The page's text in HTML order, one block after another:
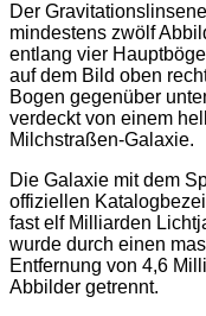
Der
mindestens zwölf
entlang vier
auf dem Bild oben
Bogen gegenüber
verdeckt von einem
Milchstraßen-Galaxie.
Die Galaxie mit dem
offiziellen
fast elf Milliarden
wurde durch einen
Entfernung von 4,6
Abbilder getrennt.